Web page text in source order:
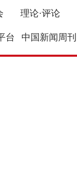
理论·评论
台 中国新闻周刊